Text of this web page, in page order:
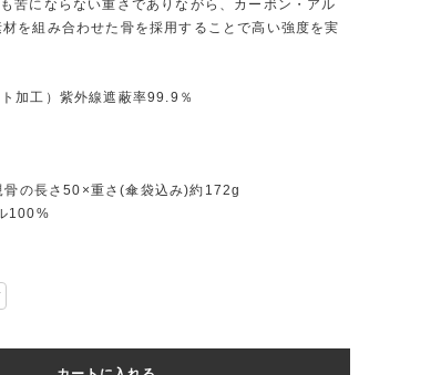
苦にならない重さでありながら、カーボン・アル
を組み合わせた骨を採用することで高い強度を実
加工）紫外線遮蔽率99.9％
の長さ50×重さ(傘袋込み)約172g
100%